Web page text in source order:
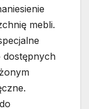
mebli.
dostępnych